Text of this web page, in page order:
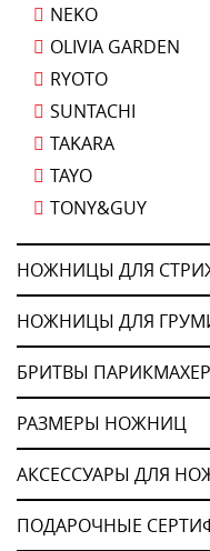
NEKO
OLIVIA GARDEN
RYOTO
SUNTACHI
TAKARA
TAYO
TONY&GUY
НОЖНИЦЫ ДЛЯ
НОЖНИЦЫ ДЛЯ
БРИТВЫ
РАЗМЕРЫ НОЖНИЦ
АКСЕССУАРЫ ДЛЯ
ПОДАРОЧНЫЕ